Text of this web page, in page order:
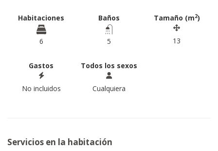
Habitaciones
6
Baños
5
Tamaño (m2)
13
Gastos
No incluidos
Todos los sexos
Cualquiera
Servicios en la habitación